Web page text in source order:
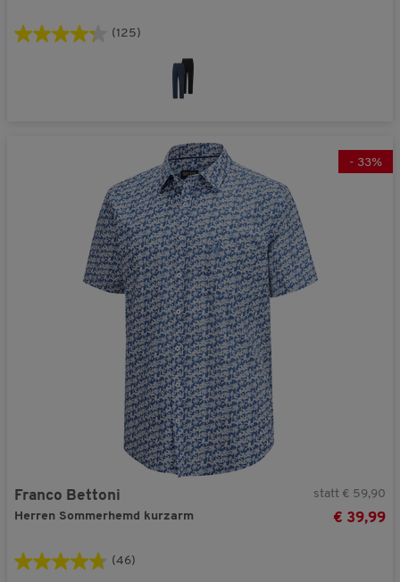
(125)
- 33%
Franco Bettoni
Herren Sommerhemd kurzarm
statt € 59,90
€ 39,99
(46)